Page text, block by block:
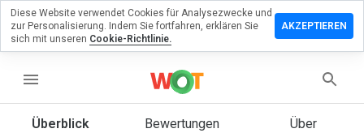
menu
Überblick Bewertungen Über
zu
Diese Website verwendet Cookies für Analysezwecke und
zur Personalisierung. Indem Sie fortfahren, erklären Sie
sich mit unseren Cookie-Richtlinie.
AKZEPTIEREN